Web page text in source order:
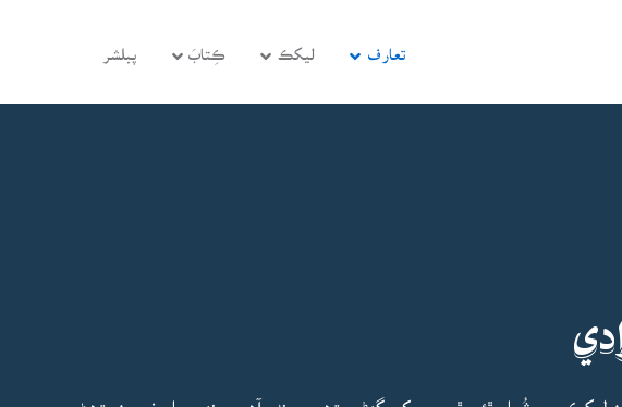
تعارف ليکڪ ڪِتابَ پبلشر
ليکڪن ۾ شُمار ٿئي ٿو، جن کي گهڻو پڙهيو ويندو آهي. جنهن جا مضمون پڙهڻ